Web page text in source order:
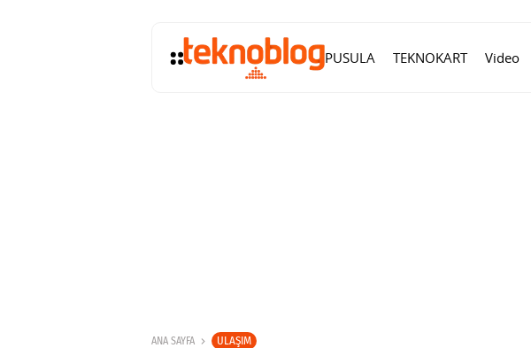
PUSULA TEKNOKART Video
ANA SAYFA ULAŞIM